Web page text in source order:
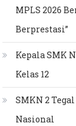
MPLS 2026
Berprestasi”
Kepala SMK
Kelas 12
SMKN 2
Nasional